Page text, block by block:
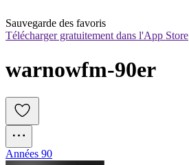
Sauvegarde des favoris
Télécharger gratuitement dans l'App Store
warnowfm-90er
Années 90